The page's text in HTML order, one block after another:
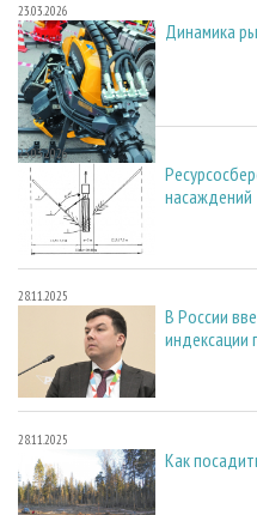
23.03.2026
Динамика
23.03.2026
насаждений
28.11.2025
В России
индексации
28.11.2025
Как